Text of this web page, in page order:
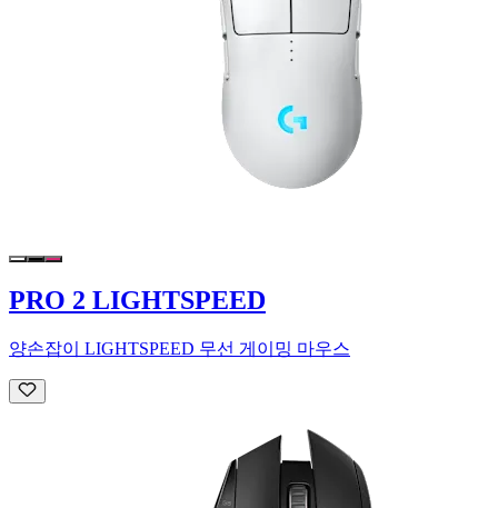
PRO 2 LIGHTSPEED
양손잡이 LIGHTSPEED 무선 게이밍 마우스